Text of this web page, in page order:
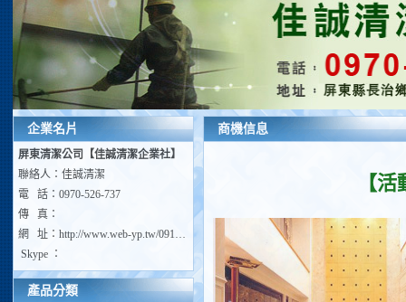
企業名片
屏東清潔公司【佳誠清潔企業社】
聯絡人：佳誠清潔
電 話：0970-526-737
傳 真：
網 址： http://www.web-yp.tw/0911696266
Skype ：
產品分類
商機信息
【